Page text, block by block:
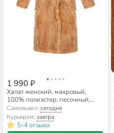
1 990 ₽
Халат женский, махровый,
100% полиэстер, песочный,
универсальный, 115х130х55
см, T2023-3251
Самовывоз:сегодня
Курьером:завтра
5•4 отзыва